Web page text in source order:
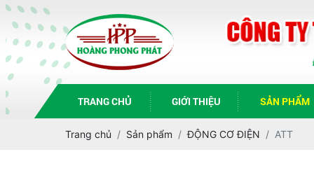
TRANG CHỦ GIỚI THIỆU SẢN PHẨM
Trang chủ Sản phẩm ĐỘNG CƠ ĐIỆN ATT